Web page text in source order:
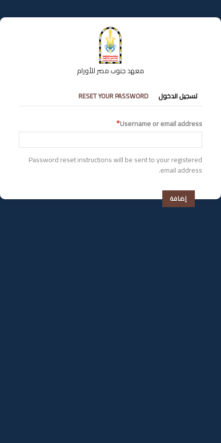
إلى
المحتوى
معهد جنوب مصر للأورام
التبويبات
الأساسية
تسجيل الدخول RESET YOUR PASSWORD
Username or email address
Password reset instructions will be sent to your registered
email address.